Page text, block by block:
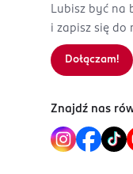
Lubisz być na
i zapisz się do
Dołączam!
Znajdź nas